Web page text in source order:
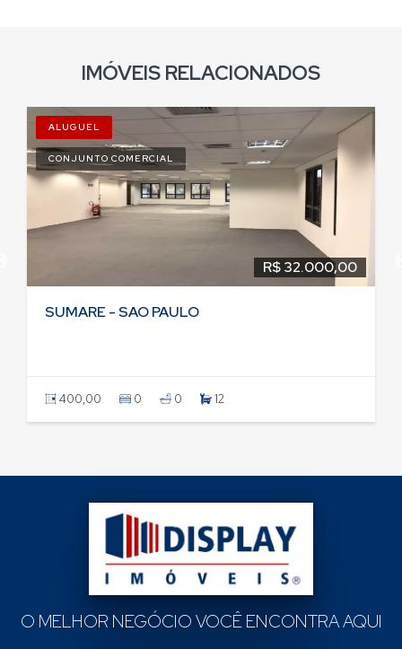
IMÓVEIS RELACIONADOS
ALUGUEL
CONJUNTO COMERCIAL
R$ 32.000,00
SUMARE - SAO PAULO
400,00 0 0 12
O MELHOR NEGÓCIO VOCÊ ENCONTRA AQUI